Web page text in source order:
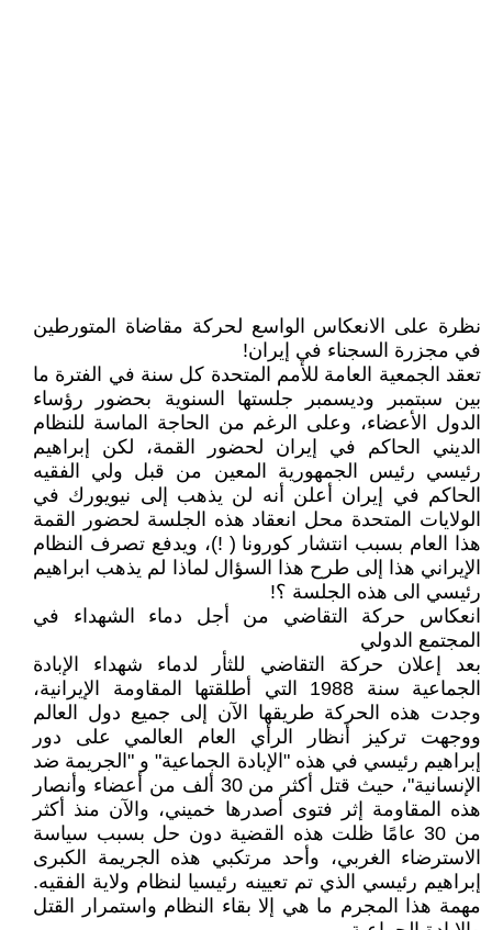
نظرة على الانعكاس الواسع لحركة مقاضاة المتورطين
في مجزرة السجناء في إيران!
تعقد الجمعية العامة للأمم المتحدة كل سنة في الفترة ما
بين سبتمبر وديسمبر جلستها السنوية بحضور رؤساء
الدول الأعضاء، وعلى الرغم من الحاجة الماسة للنظام
الديني الحاكم في إيران لحضور القمة، لكن إبراهيم
رئيسي رئيس الجمهورية المعين من قبل ولي الفقيه
الحاكم في إيران أعلن أنه لن يذهب إلى نيويورك في
الولايات المتحدة محل انعقاد هذه الجلسة لحضور القمة
هذا العام بسبب انتشار كورونا ( !)، ويدفع تصرف النظام
الإيراني هذا إلى طرح هذا السؤال لماذا لم يذهب ابراهيم
رئيسي الى هذه الجلسة ؟!
انعكاس حركة التقاضي من أجل دماء الشهداء في
المجتمع الدولي
بعد إعلان حركة التقاضي للثأر لدماء شهداء الإبادة
الجماعية سنة 1988 التي أطلقتها المقاومة الإيرانية،
وجدت هذه الحركة طريقها الآن إلى جميع دول العالم
ووجهت تركيز أنظار الرأي العام العالمي على دور
إبراهيم رئيسي في هذه "الإبادة الجماعية" و "الجريمة ضد
الإنسانية"، حيث قتل أكثر من 30 ألف من أعضاء وأنصار
هذه المقاومة إثر فتوى أصدرها خميني، والآن منذ أكثر
من 30 عامًا ظلت هذه القضية دون حل بسبب سياسة
الاسترضاء الغربي، وأحد مرتكبي هذه الجريمة الكبرى
إبراهيم رئيسي الذي تم تعيينه رئيسيا لنظام ولاية الفقيه.
مهمة هذا المجرم ما هي إلا بقاء النظام واستمرار القتل